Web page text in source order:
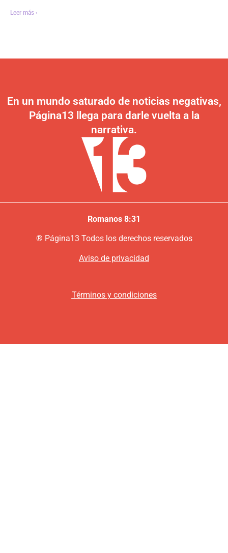
Leer más ›
En un mundo saturado de noticias negativas,
Página13 llega para darle vuelta a la
narrativa.
Romanos 8:31
® Página13 Todos los derechos reservados
Aviso de privacidad
Términos y condiciones